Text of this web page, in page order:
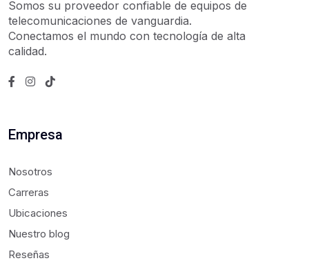
Somos su proveedor confiable de equipos de
telecomunicaciones de vanguardia.
Conectamos el mundo con tecnología de alta
calidad.
Empresa
Nosotros
Carreras
Ubicaciones
Nuestro blog
Reseñas